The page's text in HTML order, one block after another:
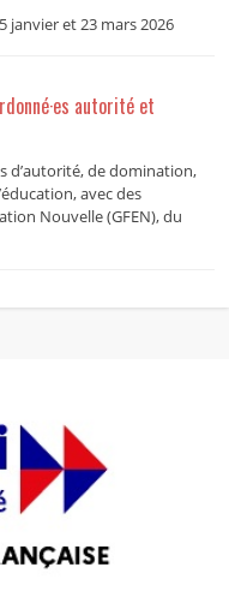
janvier et 23 mars 2026
autorité et
d’autorité, de domination,
avec des
Nouvelle (GFEN), du